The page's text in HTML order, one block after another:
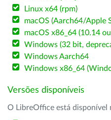
Linux x64 (rpm)
macOS (Aarch64/Apple
macOS x86_64 (10.14
Windows (32 bit,
Windows Aarch64
Windows x86_64
Versões disponíveis
O LibreOffice está disponível